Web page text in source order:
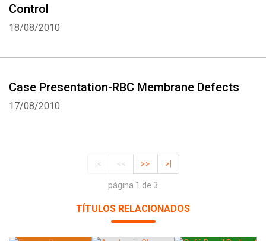
Control
18/08/2010
Case Presentation-RBC Membrane Defects
17/08/2010
|< << >> >|
página 1 de 3
TÍTULOS RELACIONADOS